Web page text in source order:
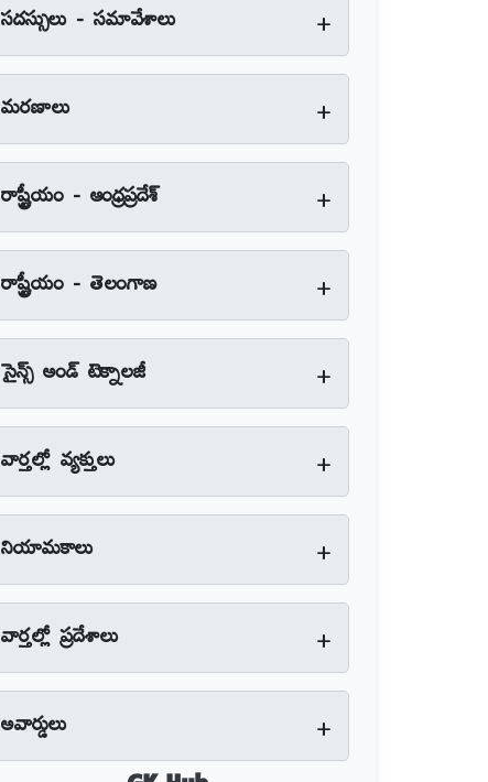
సదస్సులు - సమావేశాలు +
మరణాలు +
రాష్ట్రీయం - ఆంధ్రప్రదేశ్‌ +
రాష్ట్రీయం - తెలంగాణ +
సైన్స్‌ అండ్‌ టెక్నాలజీ +
వార్తల్లో వ్యక్తులు +
నియామకాలు +
వార్తల్లో ప్రదేశాలు +
అవార్డులు +